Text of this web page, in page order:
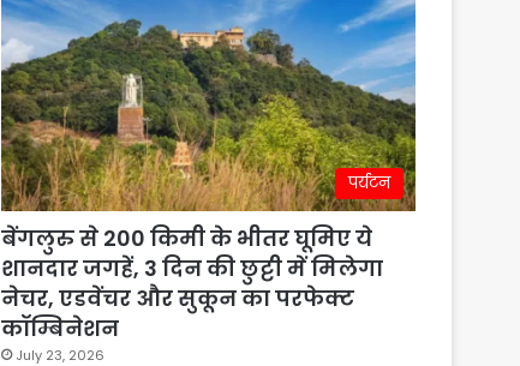
पर्यटन
बेंगलुरु से 200 किमी के भीतर घूमिए ये
शानदार जगहें, 3 दिन की छुट्टी में मिलेगा
नेचर, एडवेंचर और सुकून का परफेक्ट
कॉम्बिनेशन
July 23, 2026